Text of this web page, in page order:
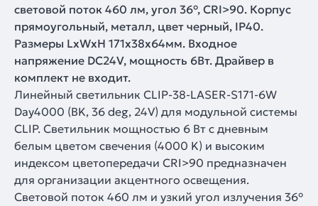
световой поток 460 лм, угол 36°, CRI>90. Корпус
прямоугольный, металл, цвет черный, IP40.
Размеры LxWxH 171x38x64мм. Входное
напряжение DC24V, мощность 6Вт. Драйвер в
комплект не входит.
Линейный светильник CLIP-38-LASER-S171-6W
Day4000 (BK, 36 deg, 24V) для модульной системы
CLIP. Светильник мощностью 6 Вт с дневным
белым цветом свечения (4000 K) и высоким
индексом цветопередачи CRI>90 предназначен
для организации акцентного освещения.
Световой поток 460 лм и узкий угол излучения 36°